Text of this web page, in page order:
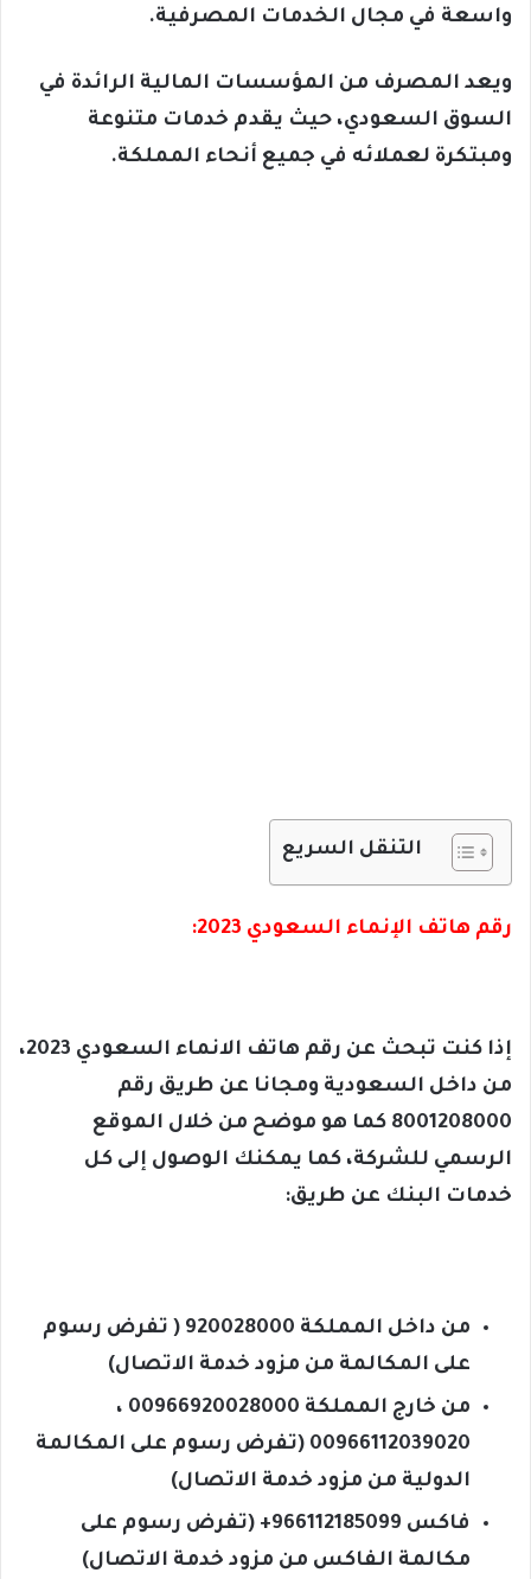
واسعة في مجال الخدمات المصرفية.
ويعد المصرف من المؤسسات المالية الرائدة في
السوق السعودي، حيث يقدم خدمات متنوعة
ومبتكرة لعملائه في جميع أنحاء المملكة.
التنقل السريع
رقم هاتف الإنماء السعودي 2023:
إذا كنت تبحث عن رقم هاتف الانماء السعودي 2023،
من داخل السعودية ومجانا عن طريق رقم
8001208000 كما هو موضح من خلال الموقع
الرسمي للشركة، كما يمكنك الوصول إلى كل
خدمات البنك عن طريق:
من داخل المملكة 920028000 ( تفرض رسوم
على المكالمة من مزود خدمة الاتصال)
من خارج المملكة 00966920028000 ،
00966112039020 (تفرض رسوم على المكالمة
الدولية من مزود خدمة الاتصال)
فاكس 966112185099+ (تفرض رسوم على
مكالمة الفاكس من مزود خدمة الاتصال)